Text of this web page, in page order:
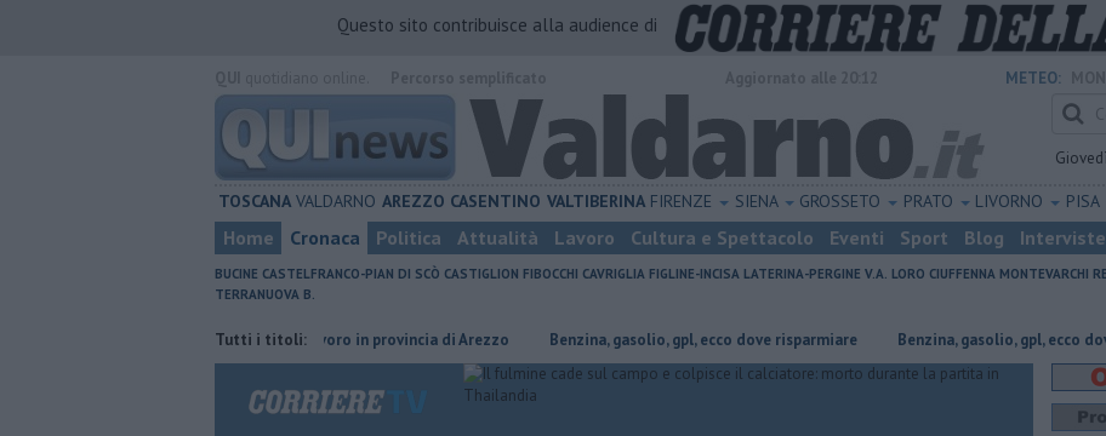
Questo sito contribuisce alla audience di
METEO:
Giovedì
TOSCANA VALDARNO AREZZO CASENTINO VALTIBERINA FIRENZE SIENA GROSSETO PRATO LIVORNO PISA
Home Cronaca Politica Attualità Lavoro Cultura e Spettacolo Eventi Sport Blog Interviste
BUCINE CASTELFRANCO-PIAN DI SCÒ CASTIGLION FIBOCCHI CAVRIGLIA FIGLINE-INCISA LATERINA-PERGINE V.A. LORO CIUFFENNA MONTEVARCHI
TERRANUOVA B.
Tutti i titoli:
​Tutte le offerte di lavoro in provincia di Arezzo ​Benzina, gasolio, gpl, ecco dove risparmiare ​Benzina, gasolio, gpl, ecco dove